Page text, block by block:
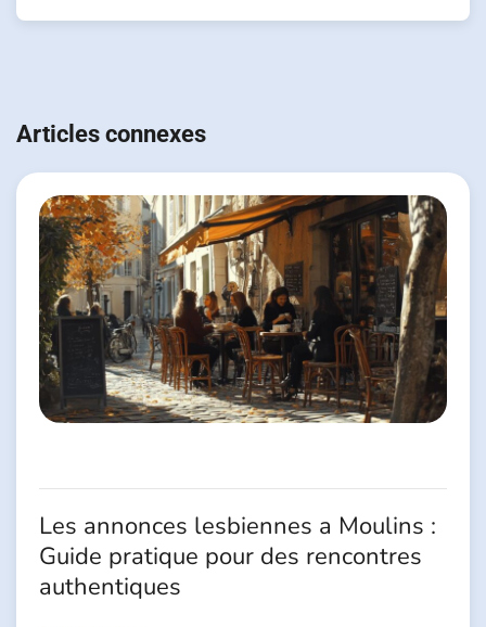
de
Articles connexes
Les annonces lesbiennes a Moulins :
Guide pratique pour des rencontres
authentiques